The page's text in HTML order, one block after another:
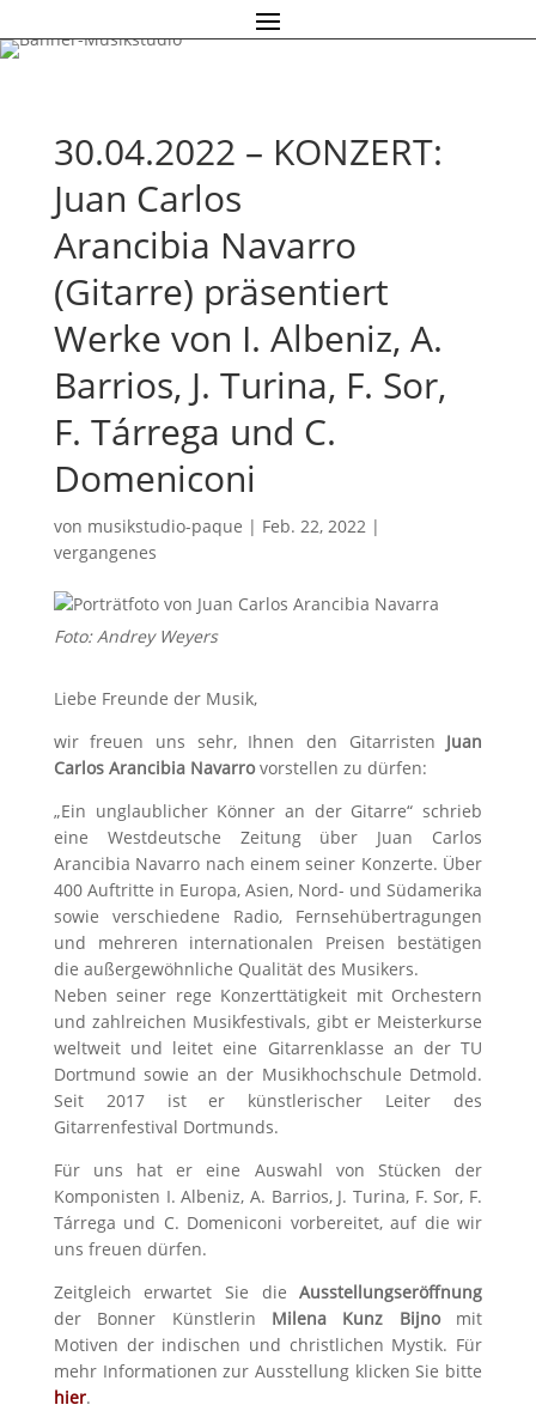
30.04.2022 – KONZERT:
Juan Carlos
Arancibia Navarro
(Gitarre) präsentiert
Werke von I. Albeniz, A.
Barrios, J. Turina, F. Sor,
F. Tárrega und C.
Domeniconi
von musikstudio-paque | Feb. 22, 2022|
vergangenes
Foto: Andrey Weyers
Liebe Freunde der Musik,
wir freuen uns sehr, Ihnen den Gitarristen Juan
Carlos Arancibia Navarrovorstellen zu dürfen:
„Ein unglaublicher Könner an der Gitarre“ schrieb
eine Westdeutsche Zeitung über Juan Carlos
Arancibia Navarro nach einem seiner Konzerte. Über
400 Auftritte in Europa, Asien, Nord- und Südamerika
sowie verschiedene Radio, Fernsehübertragungen
und mehreren internationalen Preisen bestätigen
die außergewöhnliche Qualität des Musikers.
Neben seiner rege Konzerttätigkeit mit Orchestern
und zahlreichen Musikfestivals, gibt er Meisterkurse
weltweit und leitet eine Gitarrenklasse an der TU
Dortmund sowie an der Musikhochschule Detmold.
Seit 2017 ist er künstlerischer Leiter des
Gitarrenfestival Dortmunds.
Für uns hat er eine Auswahl von Stücken der
Komponisten I. Albeniz, A. Barrios, J. Turina, F. Sor, F.
Tárrega und C. Domeniconi vorbereitet, auf die wir
uns freuen dürfen.
Zeitgleich erwartet Sie dieAusstellungseröffnung
der Bonner Künstlerin Milena Kunz Bijnomit
Motiven der indischen und christlichen Mystik. Für
mehr Informationen zur Ausstellung klicken Sie bitte
hier.